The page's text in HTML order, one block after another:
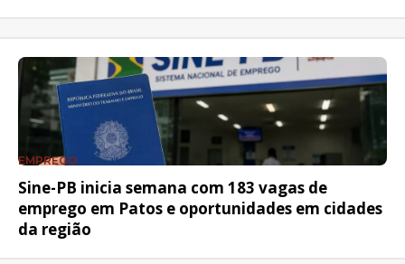
EMPREGO
Sine-PB inicia semana com 183 vagas de
emprego em Patos e oportunidades em cidades
da região